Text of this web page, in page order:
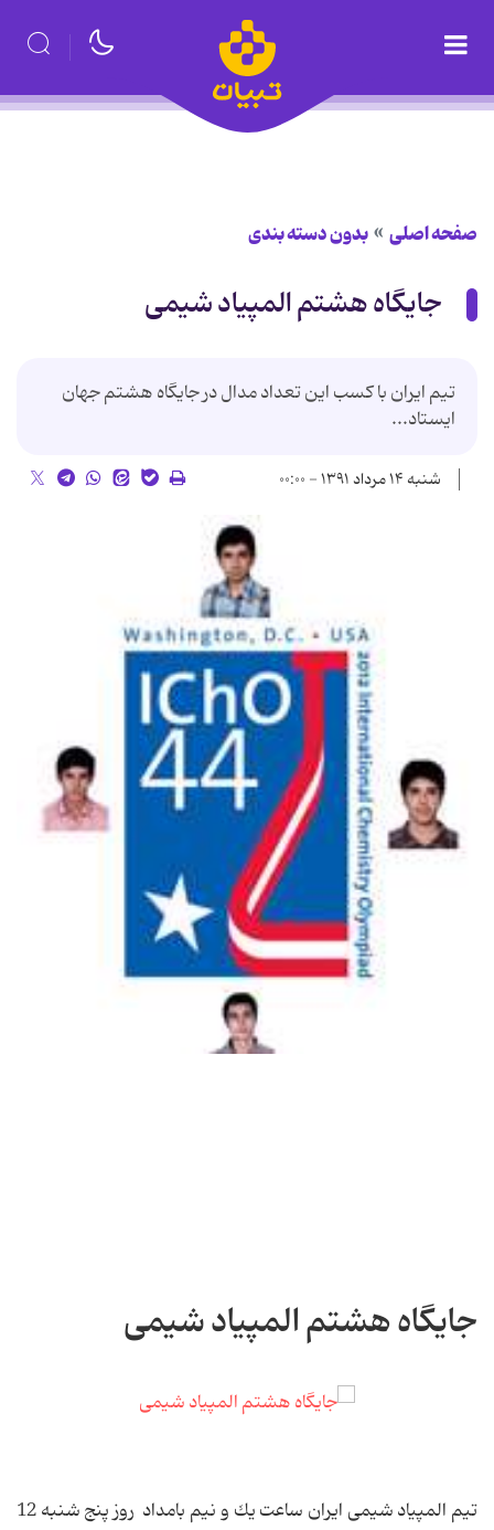
صفحه اصلی بدون دسته بندی
جایگاه هشتم المپیاد شیمی
تیم ایران با كسب این تعداد مدال در جایگاه هشتم جهان
ایستاد...
شنبه ۱۴ مرداد ۱۳۹۱ - ۰۰:۰۰
جایگاه هشتم المپیاد شیمی
تیم المپیاد شیمی ایران ساعت یك و نیم بامداد روز پنج شنبه 12